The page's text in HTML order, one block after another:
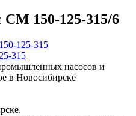
СМ 150-125-315/6
125-315
315